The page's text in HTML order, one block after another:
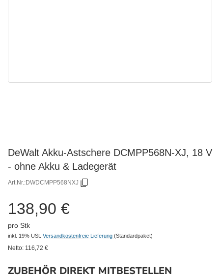
DeWalt Akku-Astschere DCMPP568N-XJ, 18 V
- ohne Akku & Ladegerät
Art.Nr.:DWDCMPP568NXJ
138,90 €
pro Stk
inkl. 19% USt. Versandkostenfreie Lieferung (Standardpaket)
Netto: 116,72 €
ZUBEHÖR DIREKT MITBESTELLEN